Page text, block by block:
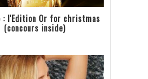
: l'Edition Or for christmas
(concours inside)